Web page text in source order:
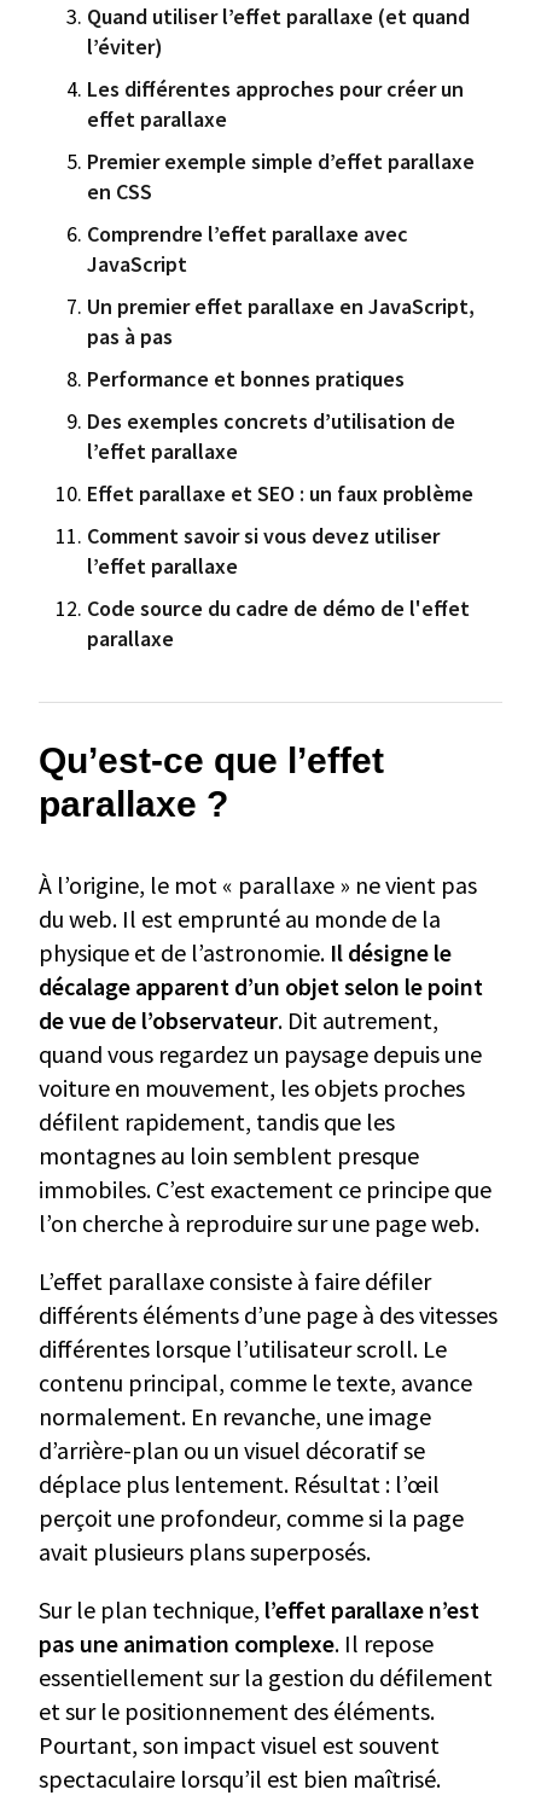
Quand utiliser l’effet parallaxe (et quand
l’éviter)
Les différentes approches pour créer un
effet parallaxe
Premier exemple simple d’effet parallaxe
en CSS
Comprendre l’effet parallaxe avec
JavaScript
Un premier effet parallaxe en JavaScript,
pas à pas
Performance et bonnes pratiques
Des exemples concrets d’utilisation de
l’effet parallaxe
Effet parallaxe et SEO : un faux problème
Comment savoir si vous devez utiliser
l’effet parallaxe
Code source du cadre de démo de l'effet
parallaxe
Qu’est-ce que l’effet
parallaxe ?
À l’origine, le mot « parallaxe » ne vient pas
du web. Il est emprunté au monde de la
physique et de l’astronomie. Il désigne le
décalage apparent d’un objet selon le point
de vue de l’observateur. Dit autrement,
quand vous regardez un paysage depuis une
voiture en mouvement, les objets proches
défilent rapidement, tandis que les
montagnes au loin semblent presque
immobiles. C’est exactement ce principe que
l’on cherche à reproduire sur une page web.
L’effet parallaxe consiste à faire défiler
différents éléments d’une page à des vitesses
différentes lorsque l’utilisateur scroll. Le
contenu principal, comme le texte, avance
normalement. En revanche, une image
d’arrière-plan ou un visuel décoratif se
déplace plus lentement. Résultat : l’œil
perçoit une profondeur, comme si la page
avait plusieurs plans superposés.
Sur le plan technique, l’effet parallaxe n’est
pas une animation complexe. Il repose
essentiellement sur la gestion du défilement
et sur le positionnement des éléments.
Pourtant, son impact visuel est souvent
spectaculaire lorsqu’il est bien maîtrisé.